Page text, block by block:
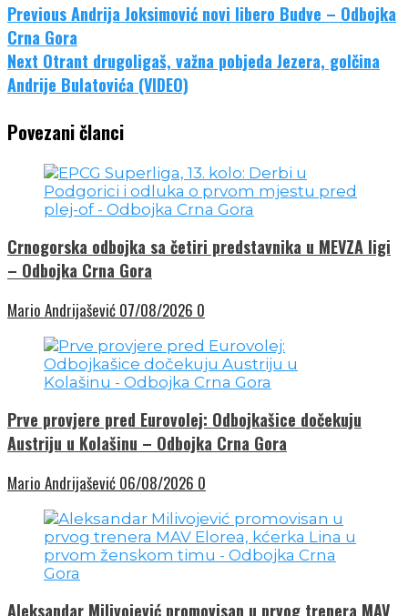
PreviousAndrija Joksimović novi libero Budve – Odbojka
Crna Gora
Next Otrant drugoligaš, važna pobjeda Jezera, golčina
Andrije Bulatovića (VIDEO)
Povezani članci
Crnogorska odbojka sa četiri predstavnika u MEVZA ligi
– Odbojka Crna Gora
Mario Andrijašević 07/08/2026 0
Prve provjere pred Eurovolej: Odbojkašice dočekuju
Austriju u Kolašinu – Odbojka Crna Gora
Mario Andrijašević 06/08/2026 0
Aleksandar Milivojević promovisan u prvog trenera MAV